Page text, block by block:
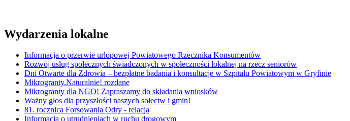
Wydarzenia lokalne
Informacja o przerwie urlopowej Powiatowego Rzecznika Konsumentów
Rozwój usług społecznych świadczonych w społeczności lokalnej na rzecz seniorów
Dni Otwarte dla Zdrowia – bezpłatne badania i konsultacje w Szpitalu Powiatowym w Gryfinie
Mikrogranty.Naturalnie! rozdane
Mikrogranty dla NGO! Zapraszamy do składania wniosków
Ważny głos dla przyszłości naszych sołectw i gmin!
81. rocznica Forsowania Odry - relacja
Informacja o utrudnieniach w ruchu drogowym